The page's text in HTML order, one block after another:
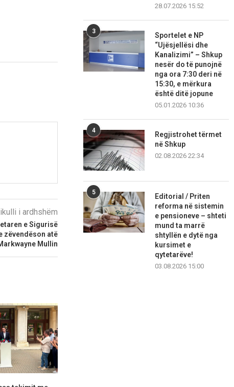
i ardhshëm
e Sigurisë
zëvendëson atë
Mullin
28.07.2026 15:52
3
Sportelet e NP
“Ujësjellësi dhe
Kanalizimi” – Shkup
nesër do të punojnë
nga ora 7:30 deri në
15:30, e mërkura
është ditë jopune
05.01.2026 10:36
4
Regjistrohet tërmet
në Shkup
02.08.2026 22:34
5
Editorial / Priten
reforma në sistemin
e pensioneve – shteti
mund ta marrë
shtyllën e dytë nga
kursimet e
qytetarëve!
03.08.2026 15:00